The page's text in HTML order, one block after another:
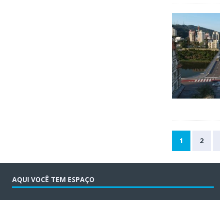
1 2
AQUI VOCÊ TEM ESPAÇO